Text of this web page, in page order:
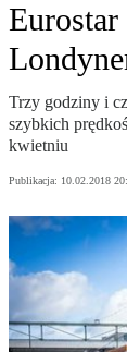
Eurostar
Trzy godziny i
szybkich
kwietniu
Publikacja: 10.02.2018